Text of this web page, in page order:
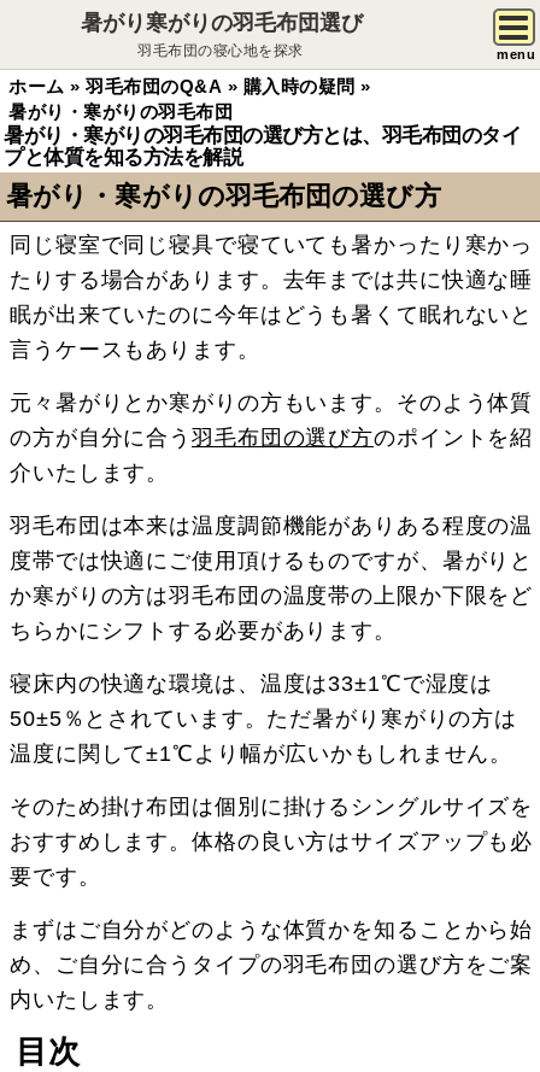
暑がり寒がりの羽毛布団選び
羽毛布団の寝心地を探求 menu
ホーム » 羽毛布団のQ&A » 購入時の疑問 »
暑がり・寒がりの羽毛布団
暑がり・寒がりの羽毛布団の選び方とは、羽毛布団のタイ
プと体質を知る方法を解説
暑がり・寒がりの羽毛布団の選び方
同じ寝室で同じ寝具で寝ていても暑かったり寒かっ
たりする場合があります。去年までは共に快適な睡
眠が出来ていたのに今年はどうも暑くて眠れないと
言うケースもあります。
元々暑がりとか寒がりの方もいます。そのよう体質
の方が自分に合う 羽毛布団の選び方のポイントを紹
介いたします。
羽毛布団は本来は温度調節機能がありある程度の温
度帯では快適にご使用頂けるものですが、暑がりと
か寒がりの方は羽毛布団の温度帯の上限か下限をど
ちらかにシフトする必要があります。
寝床内の快適な環境は、温度は33±1℃で湿度は
50±5％とされています。ただ暑がり寒がりの方は
温度に関して±1℃より幅が広いかもしれません。
そのため掛け布団は個別に掛けるシングルサイズを
おすすめします。体格の良い方はサイズアップも必
要です。
まずはご自分がどのような体質かを知ることから始
め、ご自分に合うタイプの羽毛布団の選び方をご案
内いたします。
目次